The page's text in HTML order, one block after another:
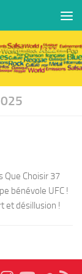
Que Choisir 37
bénévole UFC !
et désillusion !